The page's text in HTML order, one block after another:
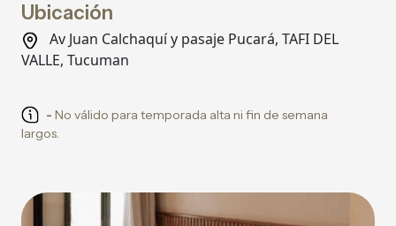
Ubicación
Av Juan Calchaquí y pasaje Pucará, TAFI DEL
VALLE, Tucuman
- No válido para temporada alta ni fin de semana
largos.